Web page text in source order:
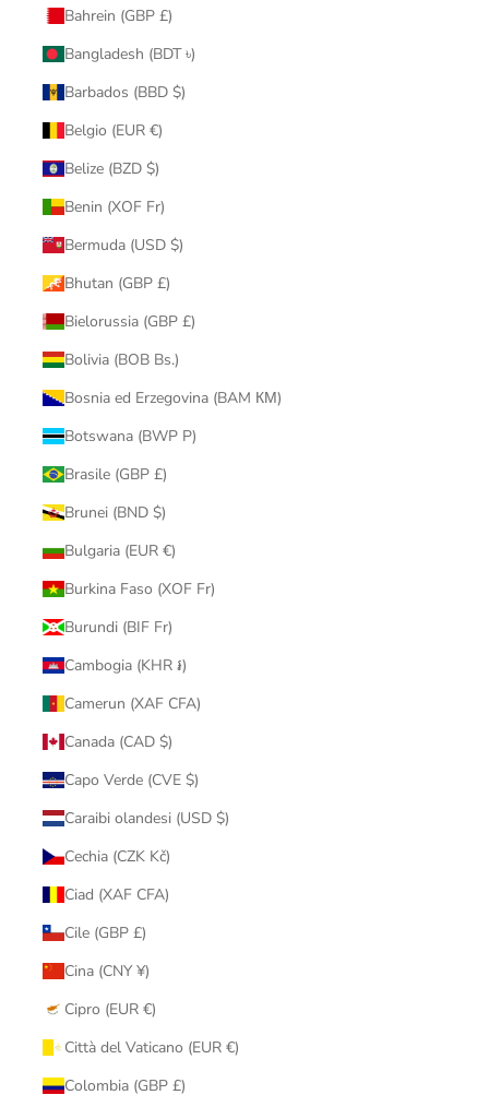
Bahrein (GBP £)
Bangladesh (BDT ৳)
Barbados (BBD $)
Belgio (EUR €)
Belize (BZD $)
Benin (XOF Fr)
Bermuda (USD $)
Bhutan (GBP £)
Bielorussia (GBP £)
Bolivia (BOB Bs.)
Bosnia ed Erzegovina (BAM КМ)
Botswana (BWP P)
Brasile (GBP £)
Brunei (BND $)
Bulgaria (EUR €)
Burkina Faso (XOF Fr)
Burundi (BIF Fr)
Cambogia (KHR ៛)
Camerun (XAF CFA)
Canada (CAD $)
Capo Verde (CVE $)
Caraibi olandesi (USD $)
Cechia (CZK Kč)
Ciad (XAF CFA)
Cile (GBP £)
Cina (CNY ¥)
Cipro (EUR €)
Città del Vaticano (EUR €)
Colombia (GBP £)